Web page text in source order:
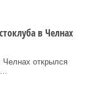
в Челнах
Челнах открылся